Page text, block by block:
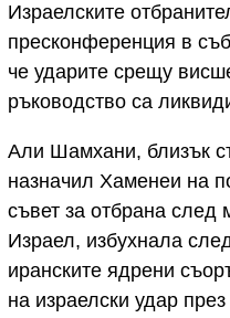
Израелските
пресконференция в
че ударите срещу
ръководство са
Али Шамхани, близък
назначил Хаменеи на
съвет за отбрана след
Израел, избухнала
иранските ядрени
на израелски удар